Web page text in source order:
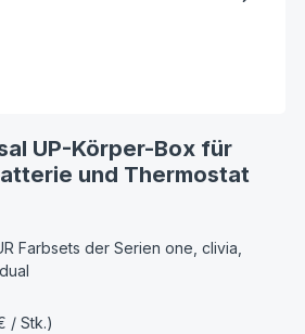
UP-Körper-Box für
und Thermostat
Farbsets der Serien one, clivia,
/ Stk.)